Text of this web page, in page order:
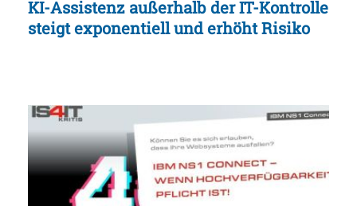
KI-Assistenz außerhalb der IT-Kontrolle
steigt exponentiell und erhöht Risiko